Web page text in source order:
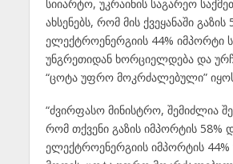
სიიარტო, უკრაინის საგარეო
ახსენებს, რომ მის ქვეყანაში გაზის
ელექტროენერგიის 44% იმპორტი
უნგრეთიდან ხორციელდება და
“ცოტა უფრო მოკრძალებული”
“ძვირფასო მინისტრო, შემიძლია
რომ თქვენი გაზის იმპორტის 58%
ელექტროენერგიის იმპორტის